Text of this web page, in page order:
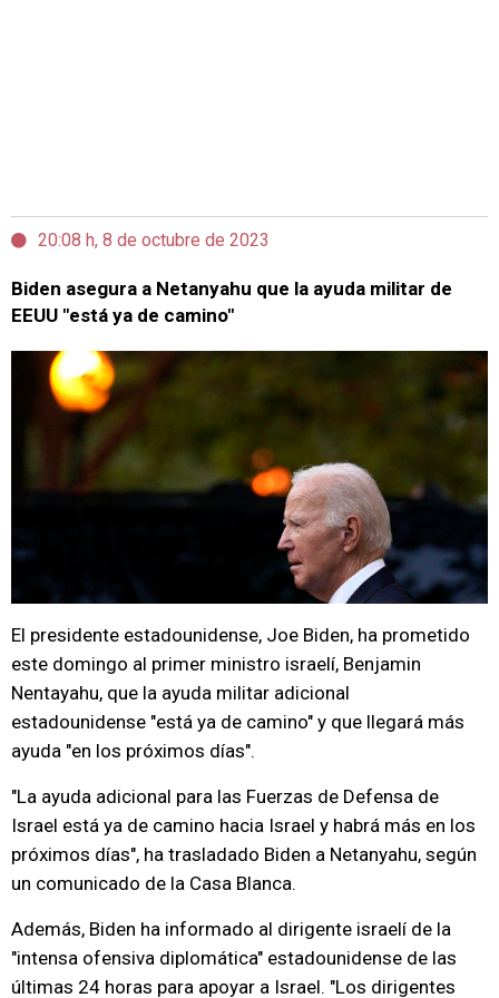
20:08 h, 8 de octubre de 2023
Biden asegura a Netanyahu que la ayuda militar de
EEUU "está ya de camino"
El presidente estadounidense, Joe Biden, ha prometido
este domingo al primer ministro israelí, Benjamin
Nentayahu, que la ayuda militar adicional
estadounidense "está ya de camino" y que llegará más
ayuda "en los próximos días".
"La ayuda adicional para las Fuerzas de Defensa de
Israel está ya de camino hacia Israel y habrá más en los
próximos días", ha trasladado Biden a Netanyahu, según
un comunicado de la Casa Blanca.
Además, Biden ha informado al dirigente israelí de la
"intensa ofensiva diplomática" estadounidense de las
últimas 24 horas para apoyar a Israel. "Los dirigentes